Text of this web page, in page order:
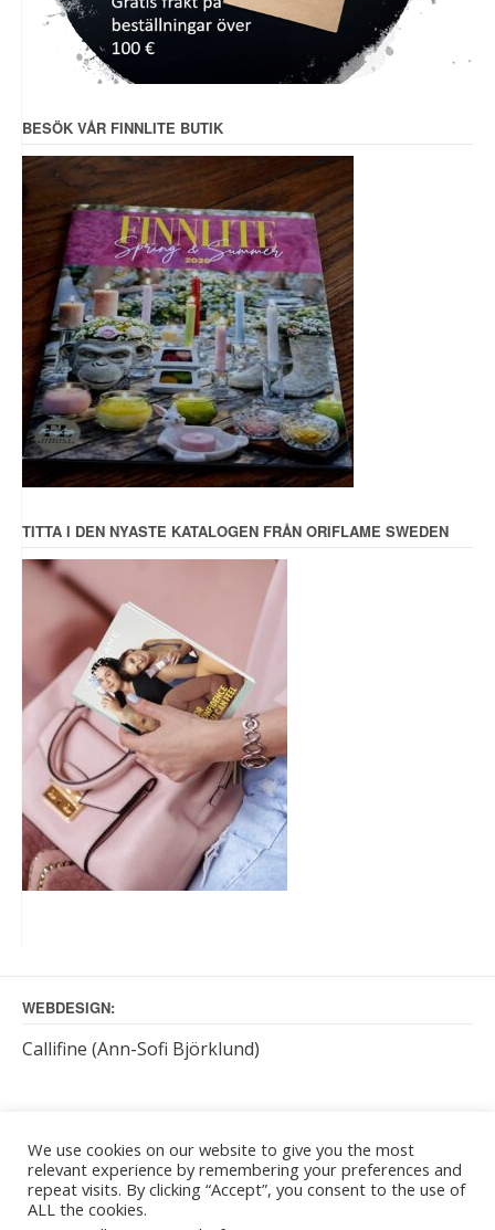
BESÖK VÅR FINNLITE BUTIK
TITTA I DEN NYASTE KATALOGEN FRÅN ORIFLAME SWEDEN
WEBDESIGN:
Callifine (Ann-Sofi Björklund)
KUNDTJÄNST BETJÄNAR:
måndag – torsdag: kl. 9 – 16
Kontakt sker enklast via e-post: info[at]callifine.net
We use cookies on our website to give you the most
relevant experience by remembering your preferences and
repeat visits. By clicking “Accept”, you consent to the use of
ALL the cookies.